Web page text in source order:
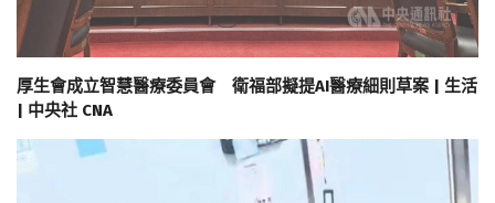
厚生會成立智慧醫療委員會 衛福部擬提AI醫療細則草案 | 生活
| 中央社 CNA